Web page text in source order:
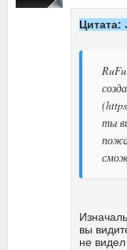
Цитата:
ты
вы
не